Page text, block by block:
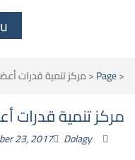
<
Page
<مركز تنمية قدرات
مركز تنمية قدرات
23, 2017 Dolagy